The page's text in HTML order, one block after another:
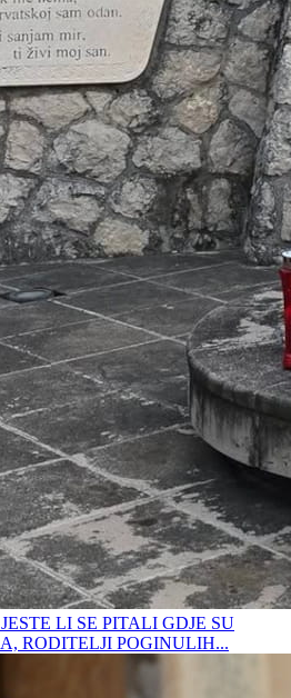
LI SE PITALI GDJE SU
RODITELJI POGINULIH...